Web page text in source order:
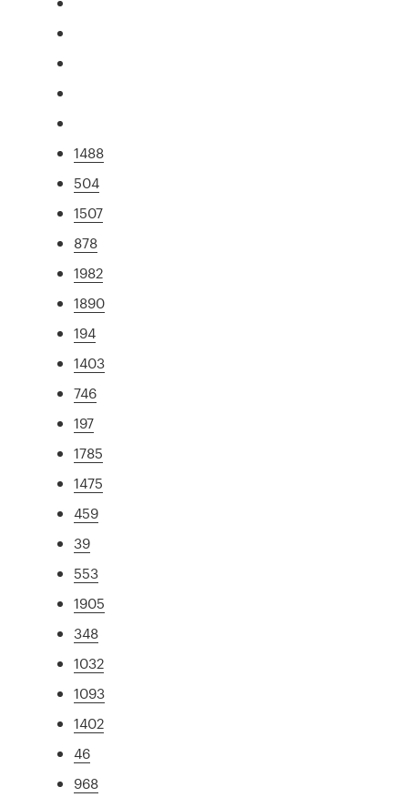
1488
504
1507
878
1982
1890
194
1403
746
197
1785
1475
459
39
553
1905
348
1032
1093
1402
46
968